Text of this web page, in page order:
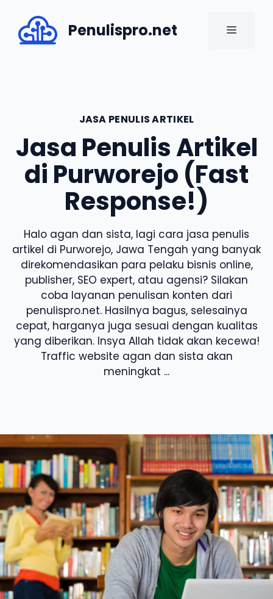
content
Penulispro.net MENU
JASA PENULIS ARTIKEL
Jasa Penulis Artikel
di Purworejo (Fast
Response!)
Halo agan dan sista, lagi cara jasa penulis
artikel di Purworejo, Jawa Tengah yang banyak
direkomendasikan para pelaku bisnis online,
publisher, SEO expert, atau agensi? Silakan
coba layanan penulisan konten dari
penulispro.net. Hasilnya bagus, selesainya
cepat, harganya juga sesuai dengan kualitas
yang diberikan. Insya Allah tidak akan kecewa!
Traffic website agan dan sista akan
meningkat ...